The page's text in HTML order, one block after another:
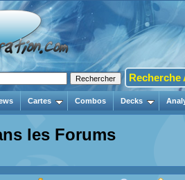
Recherche
Cartes Combos Decks
les Forums